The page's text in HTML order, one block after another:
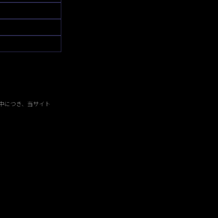
につき、当サイト